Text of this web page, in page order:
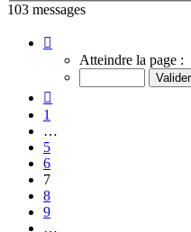
103 messages
sur
Atteindre la page :
1
…
5
6
7
8
9
…